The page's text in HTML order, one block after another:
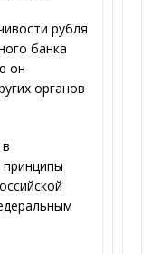
рубля
банка
он
органов